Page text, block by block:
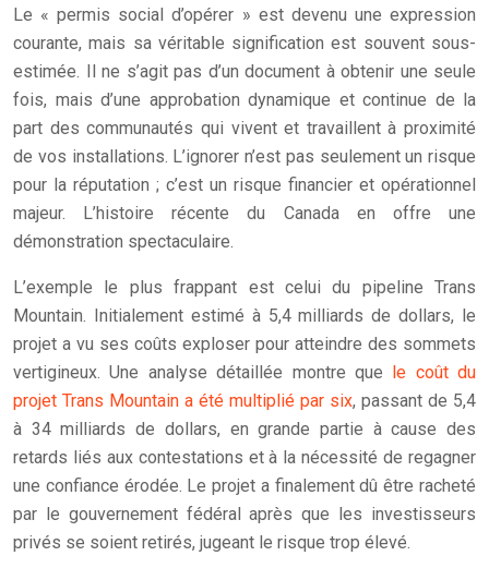
Le « permis social d’opérer » est devenu une expression
courante, mais sa véritable signification est souvent sous-
estimée. Il ne s’agit pas d’un document à obtenir une seule
fois, mais d’une approbation dynamique et continue de la
part des communautés qui vivent et travaillent à proximité
de vos installations. L’ignorer n’est pas seulement un risque
pour la réputation ; c’est un risque financier et opérationnel
majeur. L’histoire récente du Canada en offre une
démonstration spectaculaire.
L’exemple le plus frappant est celui du pipeline Trans
Mountain. Initialement estimé à 5,4 milliards de dollars, le
projet a vu ses coûts exploser pour atteindre des sommets
vertigineux. Une analyse détaillée montre que le coût du
projet Trans Mountain a été multiplié par six, passant de 5,4
à 34 milliards de dollars, en grande partie à cause des
retards liés aux contestations et à la nécessité de regagner
une confiance érodée. Le projet a finalement dû être racheté
par le gouvernement fédéral après que les investisseurs
privés se soient retirés, jugeant le risque trop élevé.